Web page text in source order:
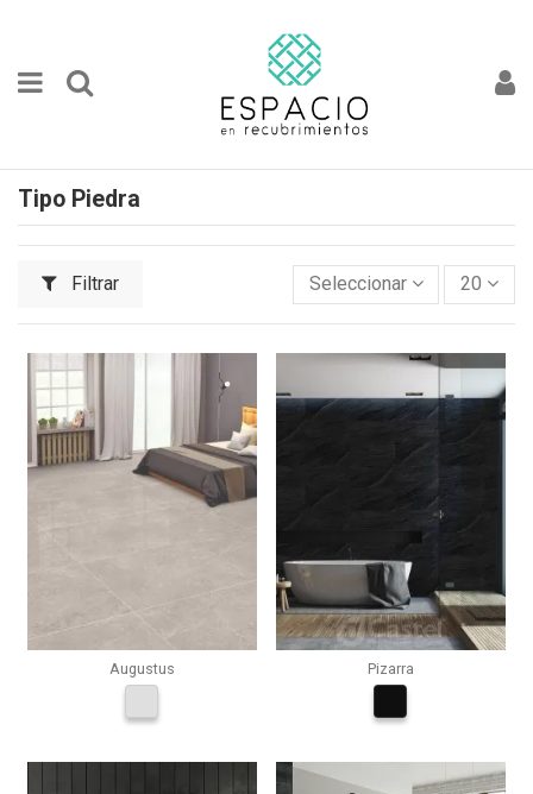
Tipo Piedra
Filtrar Seleccionar 20
Augustus Pizarra